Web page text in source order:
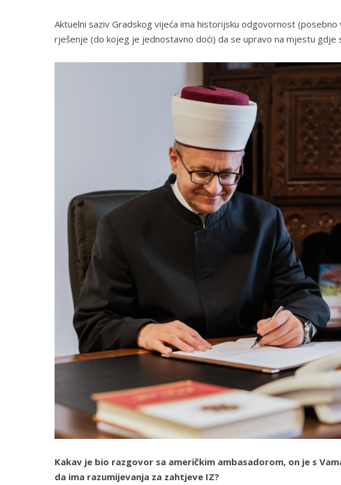
Aktuelni saziv Gradskog vijeća ima historijsku odgovornost
rješenje (do kojeg je jednostavno doći) da se upravo na mjestu gdje
Kakav je bio razgovor sa američkim ambasadorom, on je s
da ima razumijevanja za zahtjeve IZ?